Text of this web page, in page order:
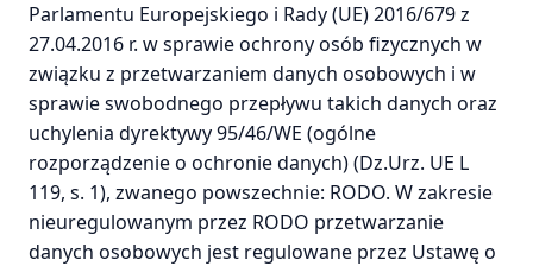
Parlamentu Europejskiego i Rady (UE) 2016/679 z
27.04.2016 r. w sprawie ochrony osób fizycznych w
związku z przetwarzaniem danych osobowych i w
sprawie swobodnego przepływu takich danych oraz
uchylenia dyrektywy 95/46/WE (ogólne
rozporządzenie o ochronie danych) (Dz.Urz. UE L
119, s. 1), zwanego powszechnie: RODO. W zakresie
nieuregulowanym przez RODO przetwarzanie
danych osobowych jest regulowane przez Ustawę o